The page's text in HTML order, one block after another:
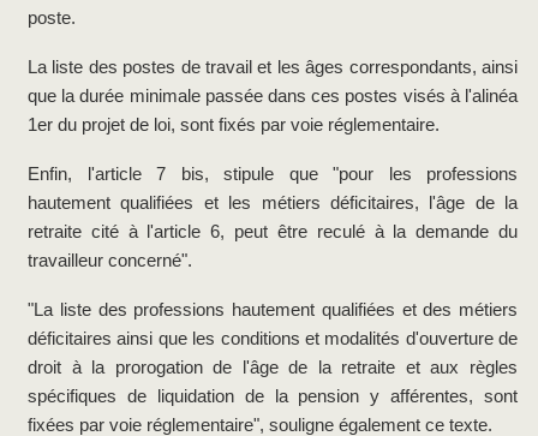
poste.
La liste des postes de travail et les âges correspondants, ainsi
que la durée minimale passée dans ces postes visés à l'alinéa
1er du projet de loi, sont fixés par voie réglementaire.
Enfin, l'article 7 bis, stipule que "pour les professions
hautement qualifiées et les métiers déficitaires, l'âge de la
retraite cité à l'article 6, peut être reculé à la demande du
travailleur concerné".
"La liste des professions hautement qualifiées et des métiers
déficitaires ainsi que les conditions et modalités d'ouverture de
droit à la prorogation de l'âge de la retraite et aux règles
spécifiques de liquidation de la pension y afférentes, sont
fixées par voie réglementaire", souligne également ce texte.